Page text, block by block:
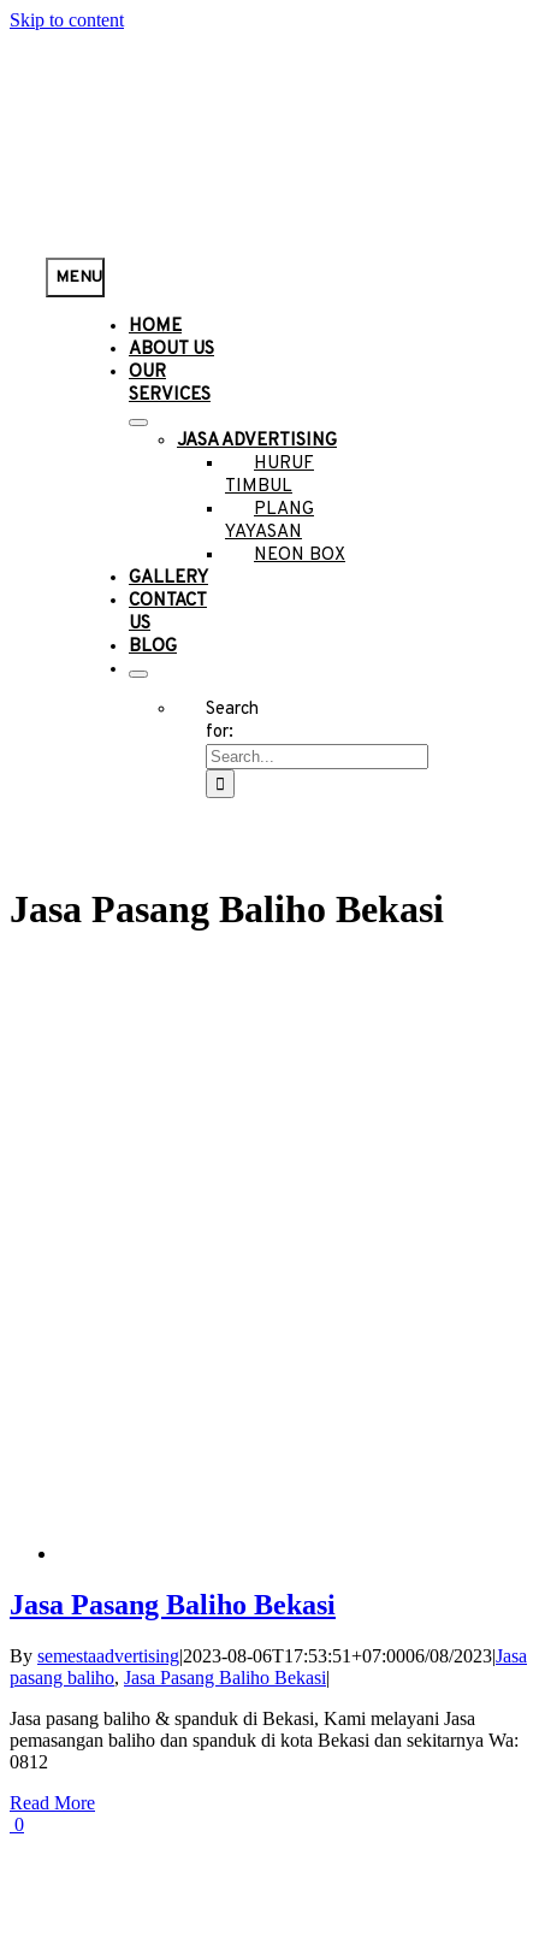
Skip to content
MENU
HOME
ABOUT US
OUR
SERVICES
JASA ADVERTISING
HURUF
TIMBUL
PLANG
YAYASAN
NEON BOX
GALLERY
CONTACT
US
BLOG
Search
for:
Jasa Pasang Baliho Bekasi
Jasa Pasang Baliho Bekasi
By semestaadvertising|2023-08-06T17:53:51+07:0006/08/2023|Jasa
pasang baliho, Jasa Pasang Baliho Bekasi|
Jasa pasang baliho & spanduk di Bekasi, Kami melayani Jasa
pemasangan baliho dan spanduk di kota Bekasi dan sekitarnya Wa:
0812
Read More
0